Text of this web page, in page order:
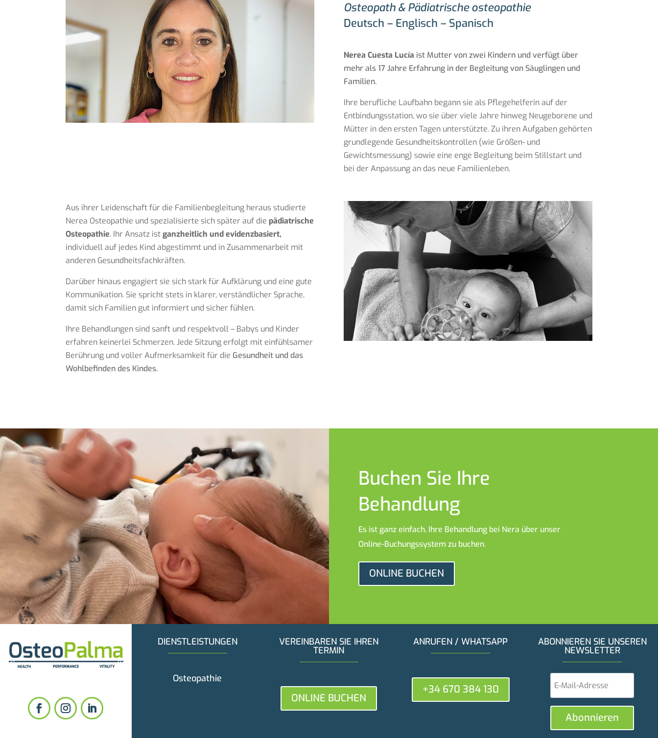
Osteopath & Pädiatrische osteopathie
Deutsch – Englisch – Spanisch
Nerea Cuesta Lucía ist Mutter von zwei Kindern und verfügt über
mehr als 17 Jahre Erfahrung in der Begleitung von Säuglingen und
Familien.
Ihre berufliche Laufbahn begann sie als Pflegehelferin auf der
Entbindungsstation, wo sie über viele Jahre hinweg Neugeborene und
Mütter in den ersten Tagen unterstützte. Zu ihren Aufgaben gehörten
grundlegende Gesundheitskontrollen (wie Größen- und
Gewichtsmessung) sowie eine enge Begleitung beim Stillstart und
bei der Anpassung an das neue Familienleben.
Aus ihrer Leidenschaft für die Familienbegleitung heraus studierte
Nerea Osteopathie und spezialisierte sich später auf die pädiatrische
Osteopathie. Ihr Ansatz istganzheitlich und evidenzbasiert,
individuell auf jedes Kind abgestimmt und in Zusammenarbeit mit
anderen Gesundheitsfachkräften.
Darüber hinaus engagiert sie sich stark für Aufklärung und eine gute
Kommunikation. Sie spricht stets in klarer, verständlicher Sprache,
damit sich Familien gut informiert und sicher fühlen.
Ihre Behandlungen sind sanft und respektvoll – Babys und Kinder
erfahren keinerlei Schmerzen. Jede Sitzung erfolgt mit einfühlsamer
Berührung und voller Aufmerksamkeit für die Gesundheit und das
Wohlbefinden des Kindes.
Buchen Sie Ihre
Behandlung
Es ist ganz einfach, Ihre Behandlung bei Nera über unser
Online-Buchungssystem zu buchen.
ONLINE BUCHEN
DIENSTLEISTUNGEN
Osteopathie
VEREINBAREN SIE IHREN
TERMIN
ONLINE BUCHEN
ANRUFEN / WHATSAPP
+34 670 384 130
ABONNIEREN SIE UNSEREN
NEWSLETTER
Abonnieren